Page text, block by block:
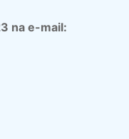
na e-mail: